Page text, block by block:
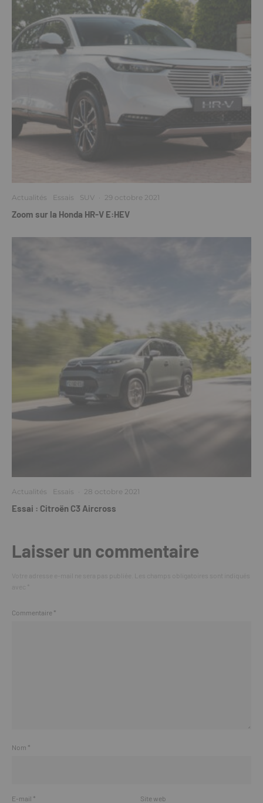
Actualités Essais SUV · 29 octobre 2021
Zoom sur la Honda HR-V E:HEV
Actualités Essais · 28 octobre 2021
Essai : Citroën C3 Aircross
Laisser un commentaire
Commentaire *
Nom *
E-mail * Site web